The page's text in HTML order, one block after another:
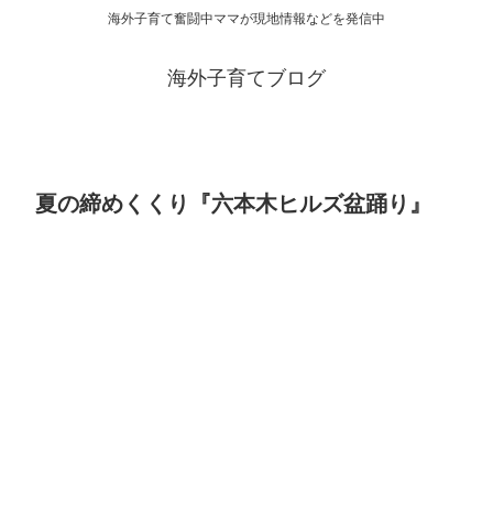
海外子育て奮闘中ママが現地情報などを発信中
海外子育てブログ
夏の締めくくり『六本木ヒルズ盆踊り』